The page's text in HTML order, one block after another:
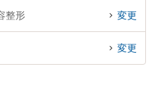
整形 変更
変更